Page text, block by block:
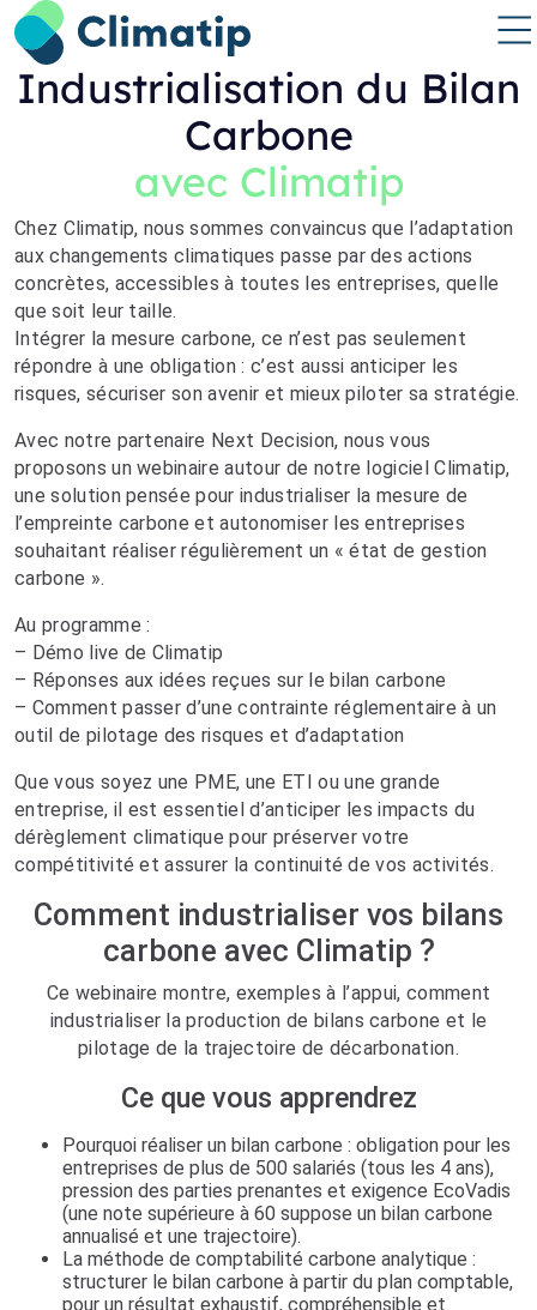
Industrialisation du Bilan
Carbone
avec Climatip
Chez Climatip, nous sommes convaincus que l’adaptation
aux changements climatiques passe par des actions
concrètes, accessibles à toutes les entreprises, quelle
que soit leur taille.
Intégrer la mesure carbone, ce n’est pas seulement
répondre à une obligation : c’est aussi anticiper les
risques, sécuriser son avenir et mieux piloter sa stratégie.
Avec notre partenaire Next Decision, nous vous
proposons un webinaire autour de notre logiciel Climatip,
une solution pensée pour industrialiser la mesure de
l’empreinte carbone et autonomiser les entreprises
souhaitant réaliser régulièrement un « état de gestion
carbone ».
Au programme :
– Démo live de Climatip
– Réponses aux idées reçues sur le bilan carbone
– Comment passer d’une contrainte réglementaire à un
outil de pilotage des risques et d’adaptation
Que vous soyez une PME, une ETI ou une grande
entreprise, il est essentiel d’anticiper les impacts du
dérèglement climatique pour préserver votre
compétitivité et assurer la continuité de vos activités.
Comment industrialiser vos bilans
carbone avec Climatip ?
Ce webinaire montre, exemples à l’appui, comment
industrialiser la production de bilans carbone et le
pilotage de la trajectoire de décarbonation.
Ce que vous apprendrez
Pourquoi réaliser un bilan carbone : obligation pour les
entreprises de plus de 500 salariés (tous les 4 ans),
pression des parties prenantes et exigence EcoVadis
(une note supérieure à 60 suppose un bilan carbone
annualisé et une trajectoire).
La méthode de comptabilité carbone analytique :
structurer le bilan carbone à partir du plan comptable,
pour un résultat exhaustif, compréhensible et